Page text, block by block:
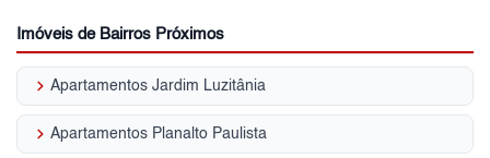
Imóveis de Bairros Próximos
keyboard_arrow_right Apartamentos Jardim Luzitânia
keyboard_arrow_right Apartamentos Planalto Paulista